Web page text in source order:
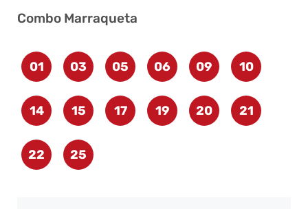
Combo Marraqueta
01 03 05 06 09 10
14 15 17 19 20 21
22 25